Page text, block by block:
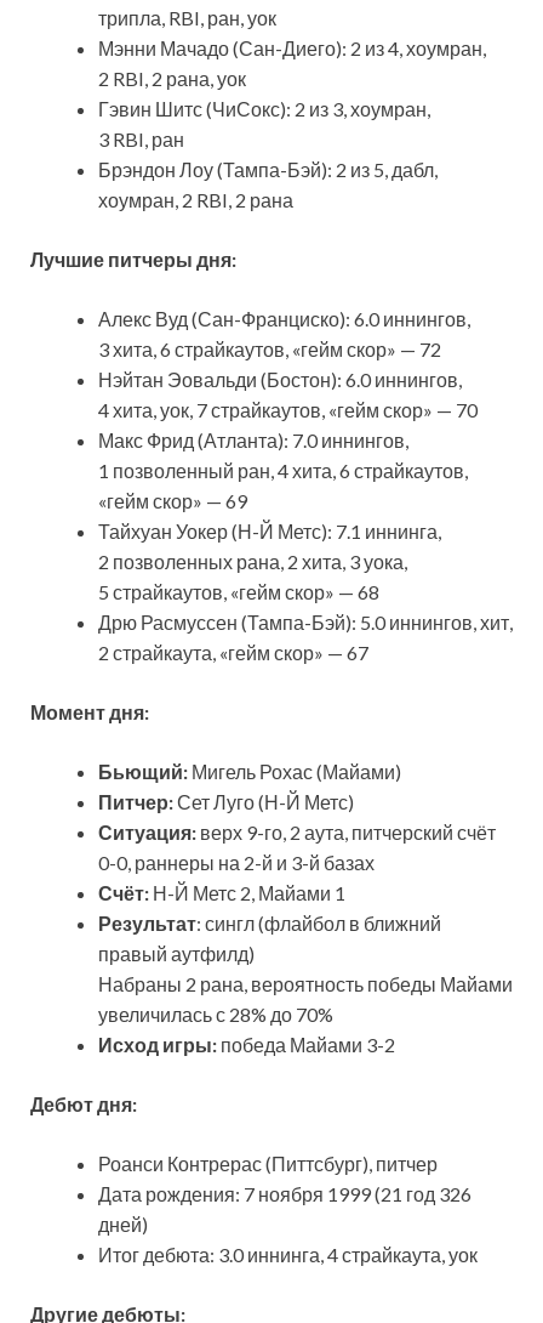
трипла, RBI, ран, уок
Мэнни Мачадо (Сан-Диего): 2 из 4, хоумран,
2 RBI, 2 рана, уок
Гэвин Шитс (ЧиСокс): 2 из 3, хоумран,
3 RBI, ран
Брэндон Лоу (Тампа-Бэй): 2 из 5, дабл,
хоумран, 2 RBI, 2 рана
Лучшие питчеры дня:
Алекс Вуд (Сан-Франциско): 6.0 иннингов,
3 хита, 6 страйкаутов, «гейм скор» — 72
Нэйтан Эовальди (Бостон): 6.0 иннингов,
4 хита, уок, 7 страйкаутов, «гейм скор» — 70
Макс Фрид (Атланта): 7.0 иннингов,
1 позволенный ран, 4 хита, 6 страйкаутов,
«гейм скор» — 69
Тайхуан Уокер (Н-Й Метс): 7.1 иннинга,
2 позволенных рана, 2 хита, 3 уока,
5 страйкаутов, «гейм скор» — 68
Дрю Расмуссен (Тампа-Бэй): 5.0 иннингов, хит,
2 страйкаута, «гейм скор» — 67
Момент дня:
Бьющий: Мигель Рохас (Майами)
Питчер:Сет Луго (Н-Й Метс)
Ситуация: верх 9-го, 2 аута, питчерский счёт
0-0, раннеры на 2-й и 3-й базах
Счёт: Н-Й Метс 2, Майами 1
Результат: сингл (флайбол в ближний
правый аутфилд)
Набраны 2 рана, вероятность победы Майами
увеличилась с 28% до 70%
Исход игры: победа Майами 3-2
Дебют дня:
Роанси Контрерас (Питтсбург), питчер
Дата рождения: 7 ноября 1999 (21 год 326
дней)
Итог дебюта: 3.0 иннинга, 4 страйкаута, уок
Другие дебюты: